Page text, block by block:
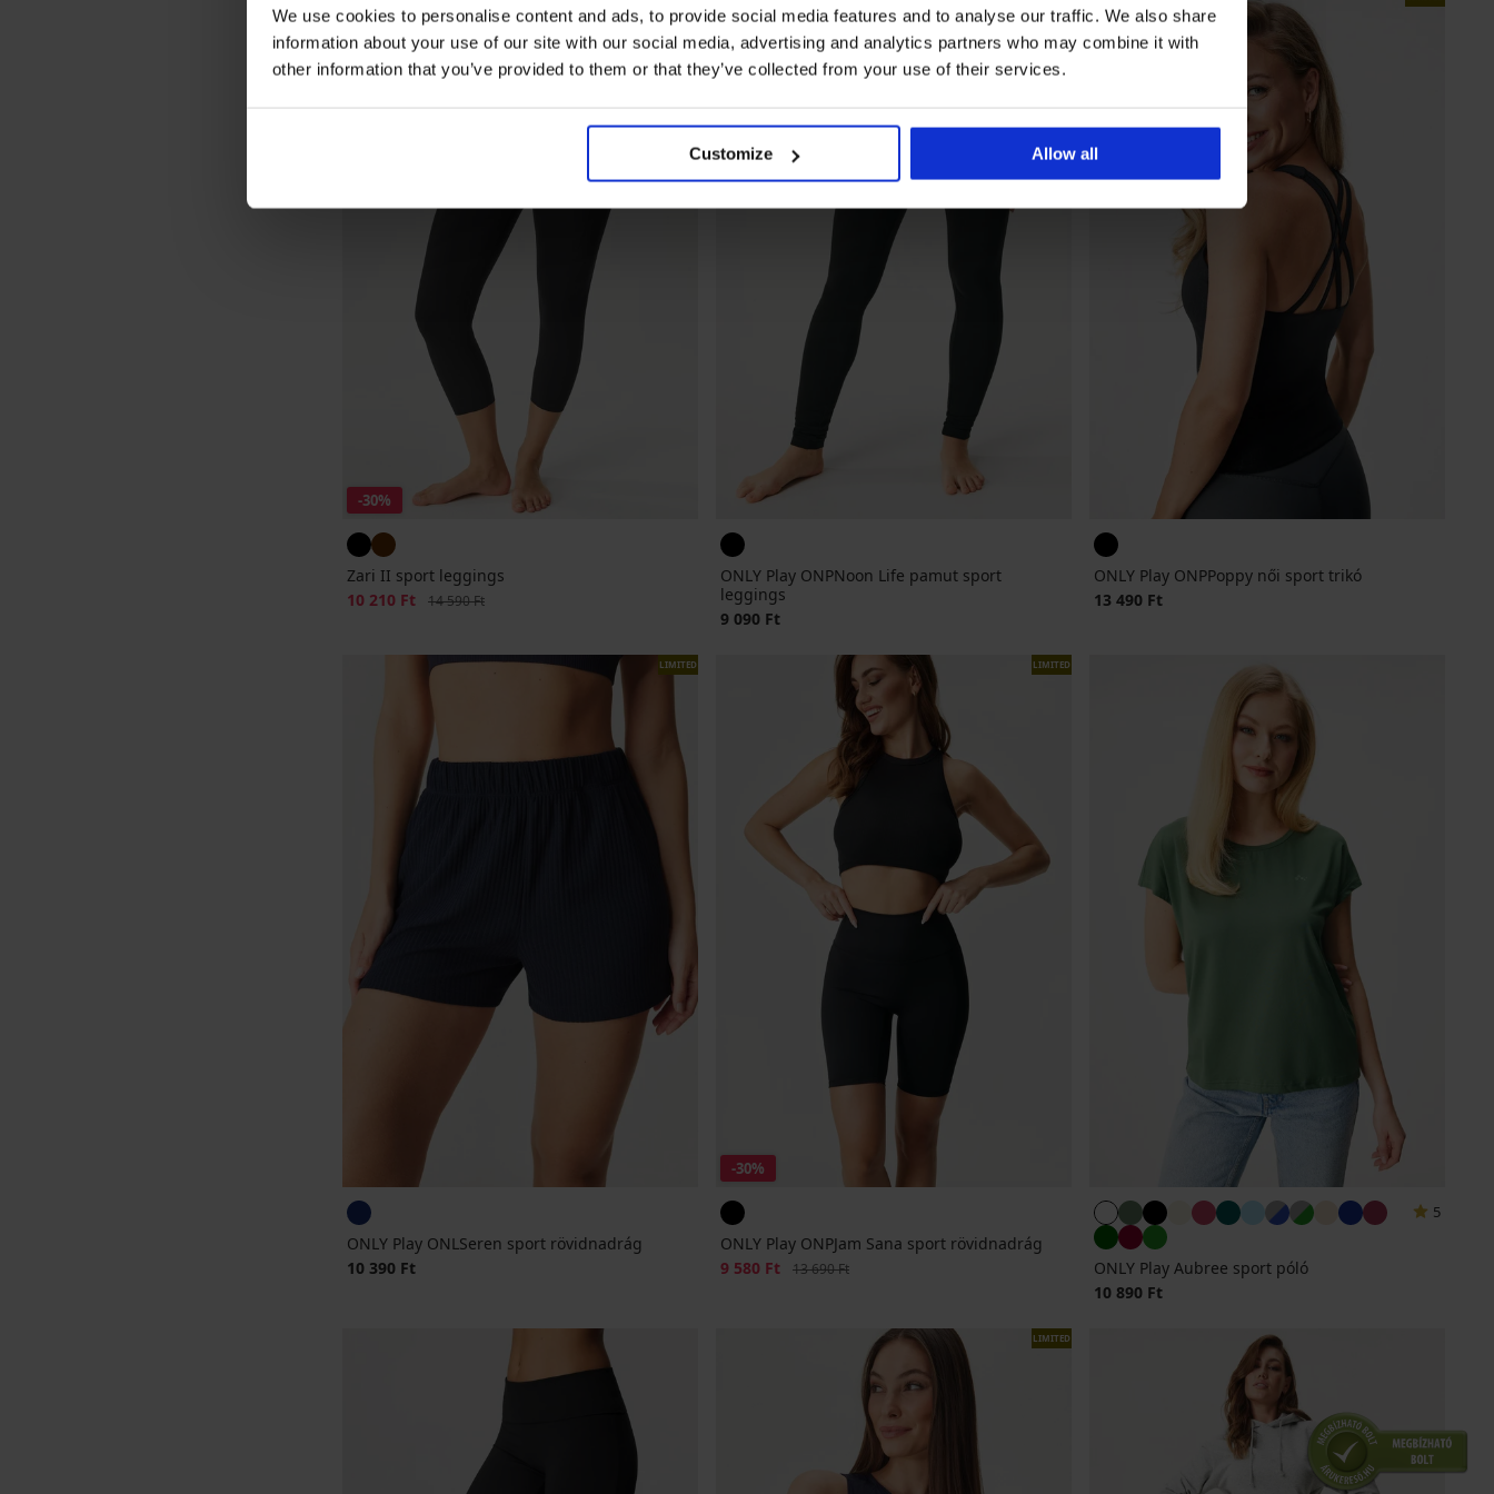
We use cookies to personalise content and ads, to provide social media features and to analyse our traffic. We also share
information about your use of our site with our social media, advertising and analytics partners who may combine it with
other information that you’ve provided to them or that they’ve collected from your use of their services.
Customize Allow all
-30%
Zari II sport leggings
Kedvezmény
10 210 Ft Eredeti ár
14 590 Ft
ONLY Play ONPNoon Life pamut sport
leggings
9 090 Ft
ONLY Play ONPPoppy női sport trikó
13 490 Ft
LIMITED
ONLY Play ONLSeren sport rövidnadrág
10 390 Ft
LIMITED
-30%
ONLY Play ONPJam Sana sport rövidnadrág
Kedvezmény
9 580 Ft Eredeti ár
13 690 Ft
5
ONLY Play Aubree sport póló
10 890 Ft
LIMITED